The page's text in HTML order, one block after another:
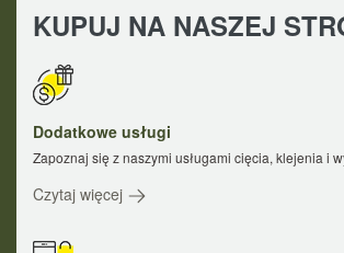
KUPUJ NA NASZEJ
Dodatkowe usługi
Zapoznaj się z naszymi usługami cięcia, klejenia i
Czytaj więcej